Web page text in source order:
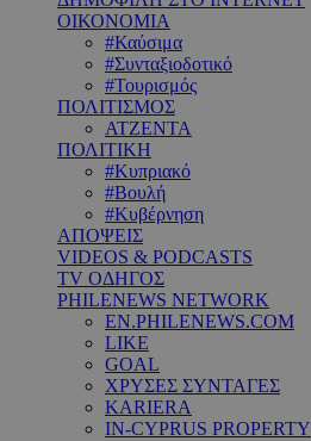
ΟΙΚΟΝΟΜΙΑ
#Καύσιμα
#Συνταξιοδοτικό
#Τουρισμός
ΠΟΛΙΤΙΣΜΟΣ
ΑΤΖΕΝΤΑ
ΠΟΛΙΤΙΚΗ
#Κυπριακό
#Βουλή
#Κυβέρνηση
ΑΠΟΨΕΙΣ
VIDEOS & PODCASTS
TV ΟΔΗΓΟΣ
PHILENEWS NETWORK
EN.PHILENEWS.COM
LIKE
GOAL
ΧΡΥΣΕΣ ΣΥΝΤΑΓΕΣ
KARIERA
IN-CYPRUS PROPERTY